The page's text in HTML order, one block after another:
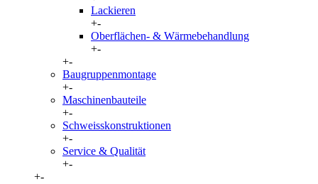
Lackieren
+-
Oberflächen- & Wärmebehandlung
+-
+-
Baugruppenmontage
+-
Maschinenbauteile
+-
Schweisskonstruktionen
+-
Service & Qualität
+-
+-